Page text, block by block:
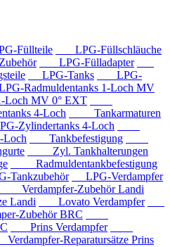
Füllteile
LPG-Füllschläuche
LPG-Fülladapter
LPG-Tanks
LPG-
Radmuldentanks 1-Loch MV
MV 0° EXT
4-Loch
Tankarmaturen
Zylindertanks 4-Loch
Loch
Tankbefestigung
Zyl. Tankhalterungen
Radmuldentankbefestigung
LPG-Verdampfer
Verdampfer-Zubehör Landi
Landi
Lovato Verdampfer
Zubehör BRC
Prins Verdampfer
Reparatursätze Prins